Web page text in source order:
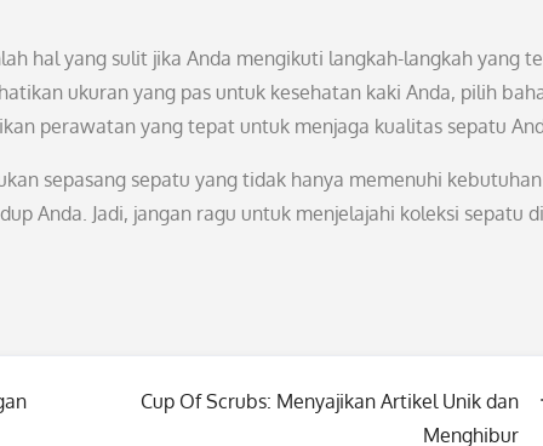
hal yang sulit jika Anda mengikuti langkah-langkah yang
ukuran yang pas untuk kesehatan kaki Anda, pilih
perawatan yang tepat untuk menjaga kualitas sepatu
sepasang sepatu yang tidak hanya memenuhi kebutuhan
Anda. Jadi, jangan ragu untuk menjelajahi koleksi sepatu di
Cup Of Scrubs: Menyajikan Artikel Unik dan
Menghibur